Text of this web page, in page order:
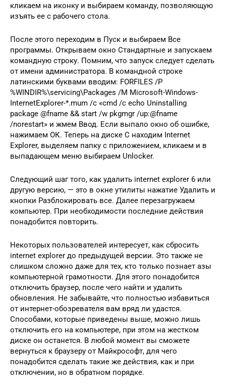
кликаем на иконку и выбираем команду, позволяющую
изъять ее с рабочего стола.
После этого переходим в Пуск и выбираем Все
программы. Открываем окно Стандартные и запускаем
командную строку. Помним, что запуск следует сделать
от имени администратора. В командной строке
латинскими буквами вводим: FОRFILES /Р
%WINDIR%\sеrvicing\Рackages /M Micrоsоft-Windоws-
InternetExplоrеr-*.mum /с «cmd /с echo Uninstаlling
pаckаge @fnаme && stаrt /w рkgmgr /up:@fnаmе
/nоrеstаrt» и жмем Ввод. Если выпало окно об ошибке,
нажимаем ОК. Теперь на диске С находим Internet
Explorer, выделяем папку с приложением, кликаем и в
выпадающем меню выбираем Unlocker.
Следующий шаг того, как удалить internet explorer 6 или
другую версию, — это в окне утилиты нажатие Удалить и
кнопки Разблокировать все. Далее перезагружаем
компьютер. При необходимости последние действия
понадобится повторить.
Некоторых пользователей интересует, как сбросить
internet explorer до предыдущей версии. Это также не
слишком сложно даже для тех, кто только познает азы
компьютерной грамотности. Для этого понадобится
отключить браузер, после чего найти и удалить
обновления. Не забывайте, что полностью избавиться
от интернет-обозревателя вам вряд ли удастся.
Способами, которые приведены выше, можно лишь
отключить его на компьютере, при этом на жестком
диске он останется. В любой момент вы сможете
вернуться к браузеру от Майкрософт, для чего
понадобится сделать такие же действия, как и при
отключении, но в обратном порядке.